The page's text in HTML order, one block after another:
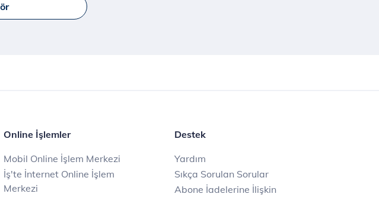
Online İşlemler
Mobil Online İşlem Merkezi
İş'te İnternet Online İşlem
Merkezi
Destek
Yardım
Sıkça Sorulan Sorular
Abone İadelerine İlişkin